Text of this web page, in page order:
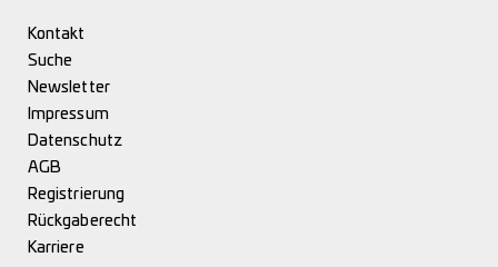
Kontakt
Suche
Newsletter
Impressum
Datenschutz
AGB
Registrierung
Rückgaberecht
Karriere